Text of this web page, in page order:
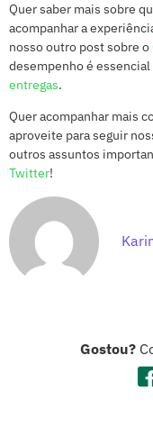
Quer saber mais sobre
acompanhar a
nosso outro post sobre o
desempenho é essencial
entregas.
Quer acompanhar mais
aproveite para seguir
outros assuntos
Twitter!
Gostou?